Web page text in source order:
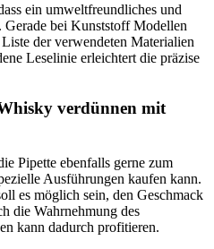
ein umweltfreundliches und
Gerade bei Kunststoff Modellen
der verwendeten Materialien
Leselinie erleichtert die präzise
verdünnen mit
Pipette ebenfalls gerne zum
Ausführungen kaufen kann.
es möglich sein, den Geschmack
die Wahrnehmung des
kann dadurch profitieren.